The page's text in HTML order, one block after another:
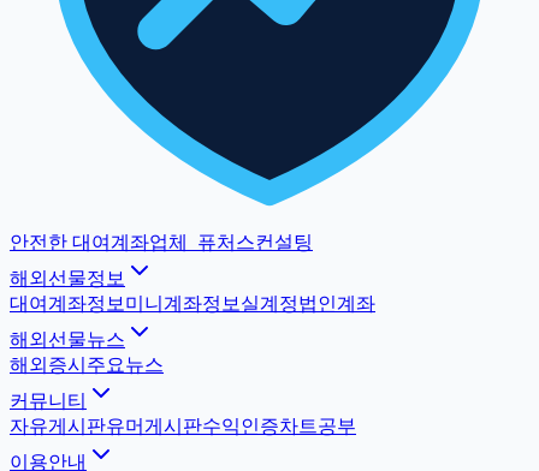
안전한 대여계좌업체
퓨처스컨설팅
해외선물정보
대여계좌정보 미니계좌정보 실계정법인계좌
해외선물뉴스
해외증시 주요뉴스
커뮤니티
자유게시판유머게시판수익인증차트공부
이용안내